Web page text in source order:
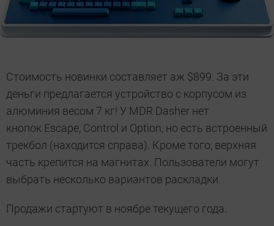
Стоимость новинки составляет аж $899. За эти
деньги предлагается устройство с корпусом из
алюминия весом 7 кг! У MDR Dasher нет
кнопок Escape, Control и Option, но есть встроенный
трекбол (находится справа). Кроме того, верхняя
часть крепится на магнитах. Пользователи могут
выбрать несколько вариантов раскладки.
Продажи стартуют в ноябре текущего года.